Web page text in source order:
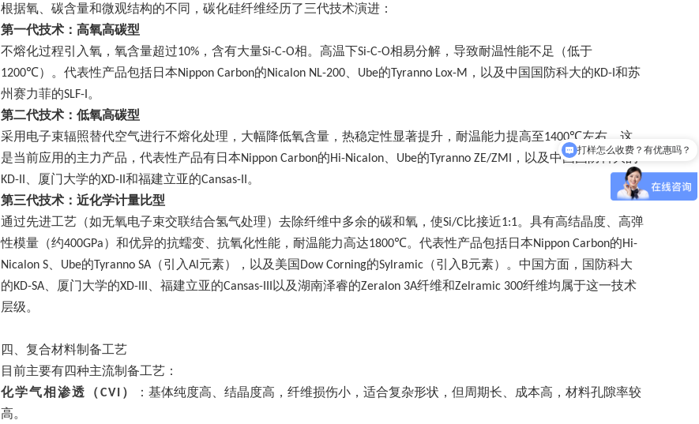
根据氧、碳含量和微观结构的不同，碳化硅纤维经历了三代技术演进：
第一代技术：高氧高碳型
不熔化过程引入氧，氧含量超过10% ，含有大量Si-C-O相。高温下Si-C-O相易分解，导致耐温性能不足（低于
1200℃）。代表性产品包括日本Nippon Carbon的Nicalon NL-200 Ube的 Tyranno Lox-M ，以及中国国防科大的KD-I 和苏
州赛力菲的SLF-I 。
第二代技术：低氧高碳型
采用电子束辐照替代空气进行不熔化处理，大幅降低氧含量，热稳定性显著提升，耐温能力提高至1400℃ 左右。这
是当前应用的主力产品，代表性产品有日本Nippon Carbon的Hi-Nicalon Ube的 Tyranno ZE/ZMI ，以及中国国防科大的
KD-II 、厦门大学的XD-II 和福建立亚的Cansas-II
。
第三代技术：近化学计量比型
通过先进工艺（如无氧电子束交联结合氢气处理）去除纤维中多余的碳和氧，使Si/C比接近1:1。具有高结晶度、高弹
性模量（约400GPa）和优异的抗蠕变、抗氧化性能，耐温能力高达1800℃。代表性产品包括日本Nippon Carbon的Hi-
Nicalon S
Ube的 Tyranno SA （引入Al 元素），以及美国 Dow Corning的Sylramic （引入 B元素）。中国方面，国防科大
的KD-SA 、厦门大学的XD-III 、福建立亚的Cansas-III 以及湖南泽睿的Zeralon 3A纤维和Zelramic 300纤维均属于这一技术
层级。
四、 复合材料制备工艺
目前主要有四种主流制备工艺：
化学气相渗透（CVI ）
：基体纯度高、结晶度高，纤维损伤小，适合复杂形状，但周期长、成本高，材料孔隙率较
高。
打样怎么收费？有优惠吗？